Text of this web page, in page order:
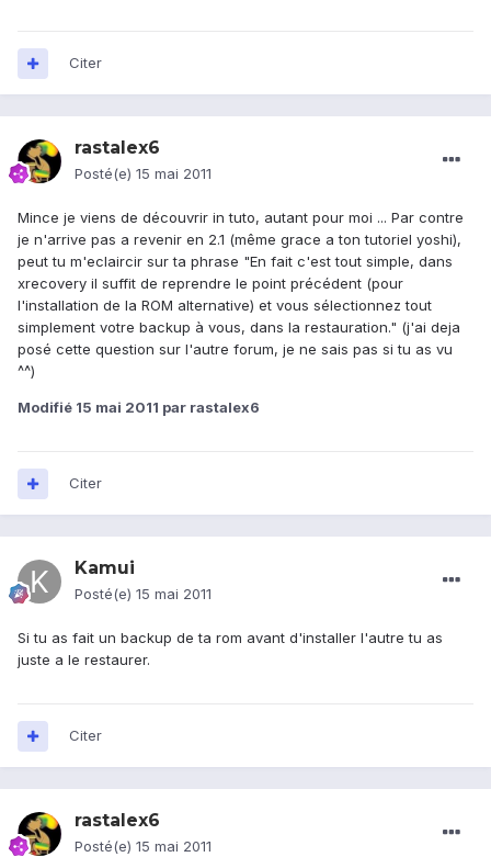
Citer
rastalex6
Posté(e) 15 mai 2011
Mince je viens de découvrir in tuto, autant pour moi ... Par contre
je n'arrive pas a revenir en 2.1 (même grace a ton tutoriel yoshi),
peut tu m'eclaircir sur ta phrase "En fait c'est tout simple, dans
xrecovery il suffit de reprendre le point précédent (pour
l'installation de la ROM alternative) et vous sélectionnez tout
simplement votre backup à vous, dans la restauration." (j'ai deja
posé cette question sur l'autre forum, je ne sais pas si tu as vu
^^)
Modifié 15 mai 2011 par rastalex6
Citer
Kamui
Posté(e) 15 mai 2011
Si tu as fait un backup de ta rom avant d'installer l'autre tu as
juste a le restaurer.
Citer
rastalex6
Posté(e) 15 mai 2011